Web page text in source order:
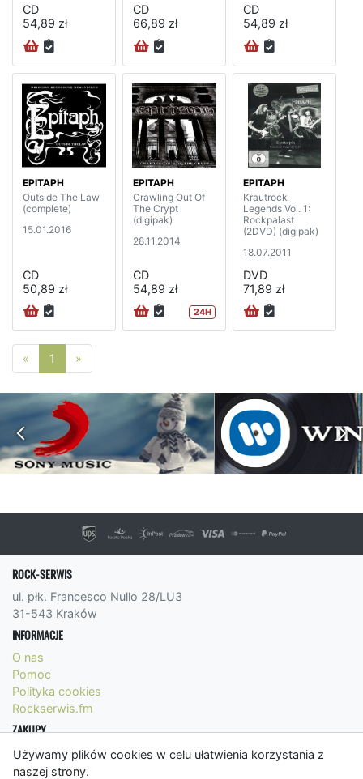
Używamy plików cookies w celu ułatwienia korzystania z
naszej strony.
CD
54,89 zł
CD
66,89 zł
CD
54,89 zł
EPITAPH
Outside The Law
(complete)
15.01.2016
CD
50,89 zł
EPITAPH
Crawling Out Of
The Crypt
(digipak)
28.11.2014
CD
54,89 zł
24H
EPITAPH
Krautrock
Legends Vol. 1:
Rockpalast
(2DVD) (digipak)
18.07.2011
DVD
71,89 zł
« Poprzednia strona
1 »
ROCK-SERWIS
ul. płk. Francesco Nullo 28/LU3
31-543 Kraków
INFORMACJE
O nas
Pomoc
Polityka cookies
Rockserwis.fm
ZAKUPY
Formy płatności
Koszty wysyłki